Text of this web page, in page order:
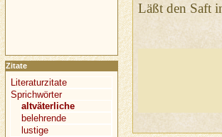
Läßt den Saft
Zitate
Literaturzitate
Sprichwörter
altväterliche
belehrende
lustige